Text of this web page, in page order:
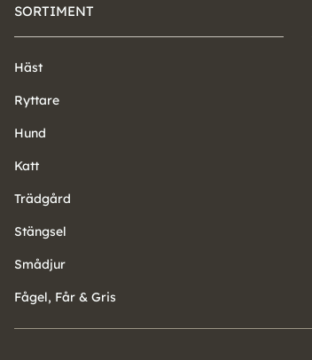
SORTIMENT
Häst
Ryttare
Hund
Katt
Trädgård
Stängsel
Smådjur
Fågel, Får & Gris